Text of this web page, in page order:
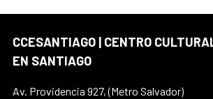
CCESANTIAGO | CENTRO
EN SANTIAGO
Av. Providencia 927, (Metro Salvador)